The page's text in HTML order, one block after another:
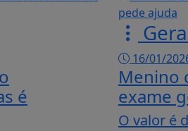
é
16/01/
Menino
exame
O valor é